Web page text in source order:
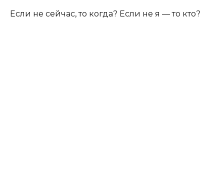
Если не сейчас, то когда? Если не я — то кто?